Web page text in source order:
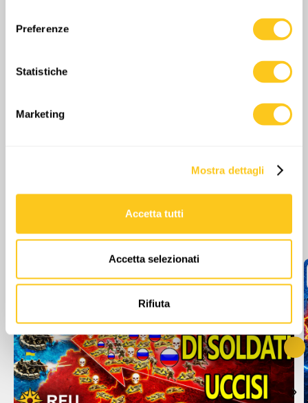
geografica, con un'approssimazione di qualche
Identificare il tuo dispositivo, scansionandolo
attivamente alla ricerca di caratteristiche specifiche
sezione dettagli. Puoi
Utilizziamo i cookie per personalizzare contenuti ed
analizzare il nostro traffico. Condividiamo inoltre
informazioni sul modo in cui utilizzi il nostro sito con i
nostri partner che si occupano di analisi dei dati web,
raccolto dal tuo utilizzo dei loro servizi.
Preferenze
Statistiche
Marketing
Mostra dettagli
Accetta tutti
Accetta selezionati
Rifiuta